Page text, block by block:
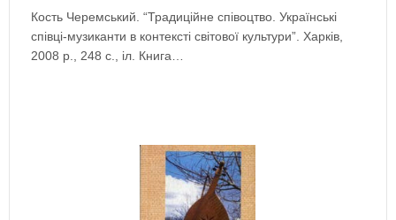
Кость Черемський. “Традиційне співоцтво. Українські
співці-музиканти в контексті світової культури”. Харків,
2008 р., 248 с., іл. Книга…